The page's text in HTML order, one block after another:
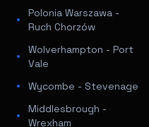
Polonia Warszawa -
Ruch Chorzów
Wolverhampton - Port
Vale
Wycombe - Stevenage
Middlesbrough -
Wrexham